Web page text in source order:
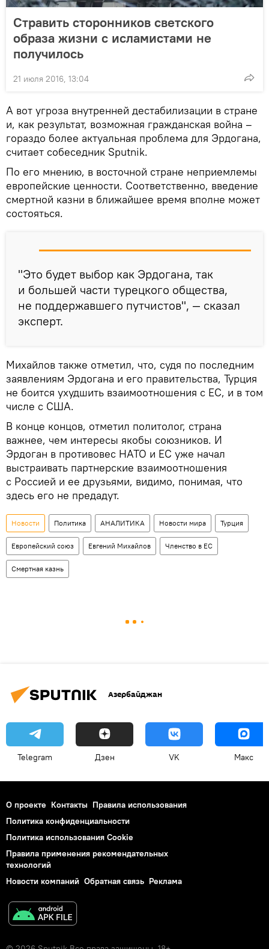
Стравить сторонников светского
образа жизни с исламистами не
получилось
21 июля 2016, 13:04
А вот угроза внутренней дестабилизации в стране
и, как результат, возможная гражданская война –
гораздо более актуальная проблема для Эрдогана,
считает собеседник Sputnik.
По его мнению, в восточной стране неприемлемы
европейские ценности. Соответственно, введение
смертной казни в ближайшее время вполне может
состояться.
"Это будет выбор как Эрдогана, так
и большей части турецкого общества,
не поддержавшего путчистов", — сказал
эксперт.
Михайлов также отметил, что, судя по последним
заявлениям Эрдогана и его правительства, Турция
не боится ухудшить взаимоотношения с ЕС, и в том
числе с США.
В конце концов, отметил политолог, страна
важнее, чем интересы якобы союзников. И
Эрдоган в противовес НАТО и ЕС уже начал
выстраивать партнерские взаимоотношения
с Россией и ее друзьями, видимо, понимая, что
здесь его не предадут.
Новости Политика АНАЛИТИКА Новости мира Турция
Европейский союз Евгений Михайлов Членство в ЕС
Смертная казнь
Азербайджан
Telegram Дзен VK Макс
О проекте Контакты Правила использования
Политика конфиденциальности
Политика использования Cookie
Правила применения рекомендательных
технологий
Новости компаний Обратная связь Реклама